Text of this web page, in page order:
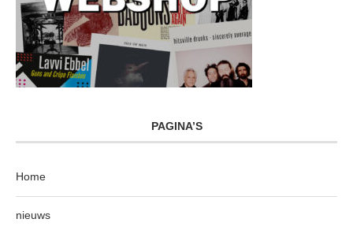
PAGINA’S
Home
nieuws